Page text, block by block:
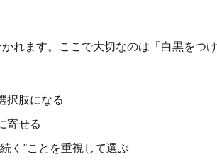
れます。ここで大切なのは「白黒をつけ
択肢になる
寄せる
く”ことを重視して選ぶ